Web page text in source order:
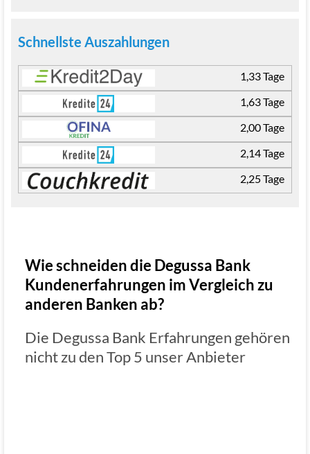
Schnellste Auszahlungen
1,33 Tage
1,63 Tage
2,00 Tage
2,14 Tage
2,25 Tage
Wie schneiden die Degussa Bank
Kundenerfahrungen im Vergleich zu
anderen Banken ab?
Die Degussa Bank Erfahrungen gehören
nicht zu den Top 5 unser Anbieter